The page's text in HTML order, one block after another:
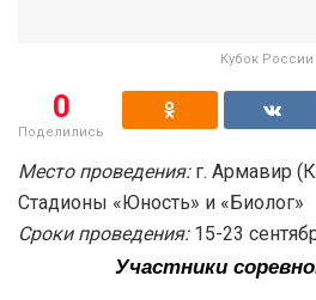
Кубок
0
Поделились
Место проведения:г. Армавир
Стадионы «Юность» и «Биолог»
Сроки проведения: 15-23
Участники